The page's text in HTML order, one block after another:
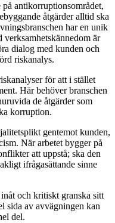
antikorruptionsområdet,
åtgärder alltid ska
har en unik
är
dialog med kunden och
riskanalys.
för att i stället
Här behöver branschen
de åtgärder som
korruption.
gentemot kunden,
När arbetet bygger på
att uppstå; ska den
ifrågasättande sinne
och kritiskt granska sitt
sida av avvägningen kan
del.